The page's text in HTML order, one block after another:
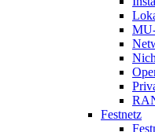
Festnetz